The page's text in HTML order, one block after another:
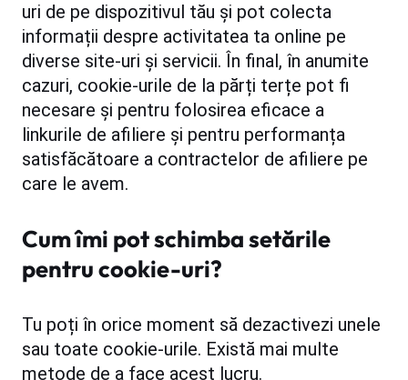
uri de pe dispozitivul tău și pot colecta
informații despre activitatea ta online pe
diverse site-uri și servicii. În final, în anumite
cazuri, cookie-urile de la părți terțe pot fi
necesare și pentru folosirea eficace a
linkurile de afiliere și pentru performanța
satisfăcătoare a contractelor de afiliere pe
care le avem.
Cum îmi pot schimba setările
pentru cookie-uri?
Tu poți în orice moment să dezactivezi unele
sau toate cookie-urile. Există mai multe
metode de a face acest lucru.